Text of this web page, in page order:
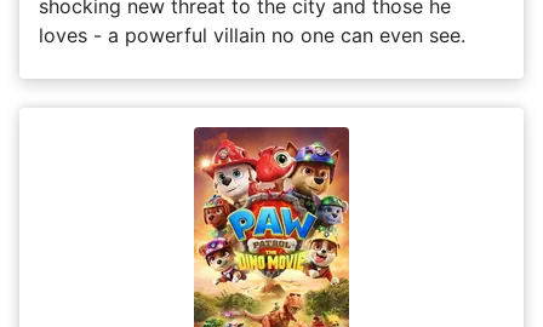
shocking new threat to the city and those he
loves - a powerful villain no one can even see.